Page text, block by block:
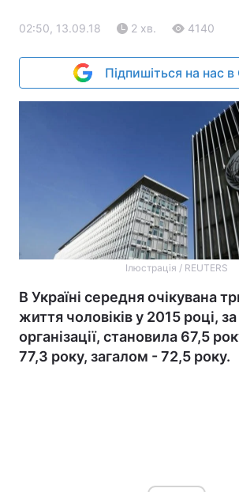
02:50, 13.09.18 2 хв. 4140
Підпишіться на нас
Ілюстрація / REUTERS
В Україні середня очікувана
життя чоловіків у 2015 році,
організації, становила 67,5
77,3 року, загалом - 72,5 року.